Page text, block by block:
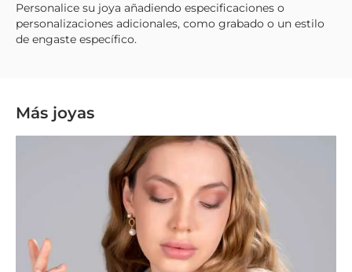
Personalice su joya añadiendo especificaciones o
personalizaciones adicionales, como grabado o un estilo
de engaste específico.
Más joyas